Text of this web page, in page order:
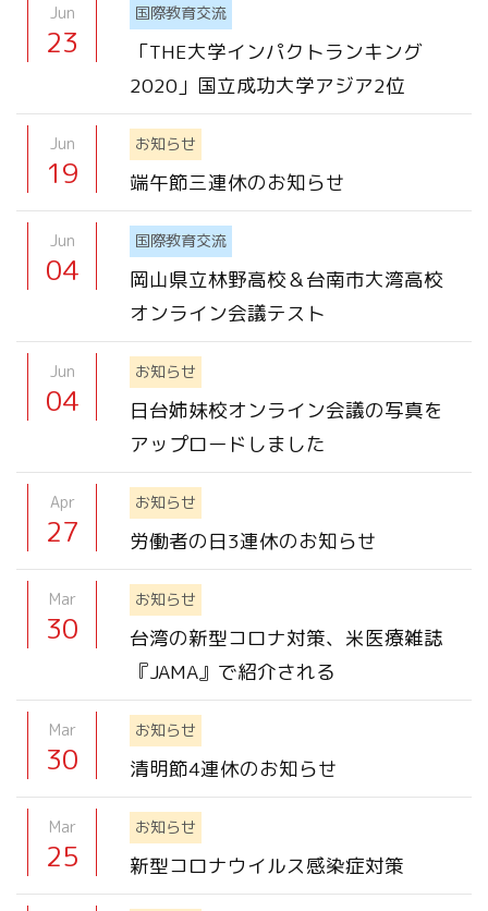
Jun
23
国際教育交流
「THE大学インパクトランキング
2020」国立成功大学アジア2位
Jun
19
お知らせ
端午節三連休のお知らせ
Jun
04
国際教育交流
岡山県立林野高校＆台南市大湾高校
オンライン会議テスト
Jun
04
お知らせ
日台姉妹校オンライン会議の写真を
アップロードしました
Apr
27
お知らせ
労働者の日3連休のお知らせ
Mar
30
お知らせ
台湾の新型コロナ対策、米医療雑誌
『JAMA』で紹介される
Mar
30
お知らせ
清明節4連休のお知らせ
Mar
25
お知らせ
新型コロナウイルス感染症対策